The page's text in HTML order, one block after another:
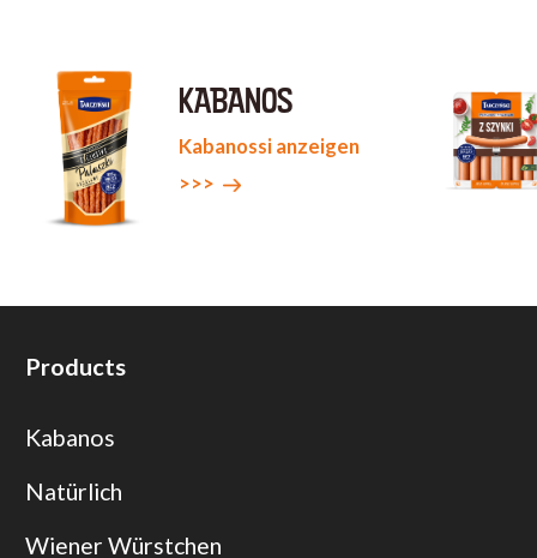
KABANOS
Kabanossi anzeigen
>>>
Products
Kabanos
Natürlich
Wiener Würstchen